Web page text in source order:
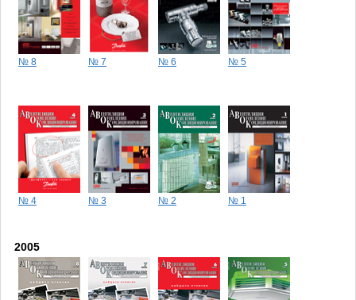
№ 8 № 7 № 6 № 5
№ 4 № 3 № 2 № 1
2005